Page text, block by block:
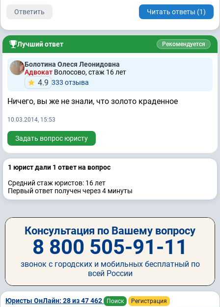
Ответить Читать ответы (1)
Лучший ответ Рекомендуется
Болотина Олеся Леонидовна
Адвокат Волосово, стаж 16 лет
4.9 333 отзывa
Ничего, вы же не знали, что золото краденное
10.03.2014, 15:53
Задать вопрос юристу
1 юрист дали 1 ответ на вопрос
Средний стаж юристов: 16 лет
Первый ответ получен через 4 минуты
Консультация по Вашему вопросу
8 800 505-91-11
звонок с городских и мобильных бесплатный по
всей России
Юристы ОнЛайн: 28 из 47 462 Поиск Регистрация